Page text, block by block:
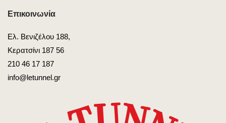
Επικοινωνία
Ελ. Βενιζέλου 188,
Κερατσίνι 187 56
210 46 17 187
info@letunnel.gr